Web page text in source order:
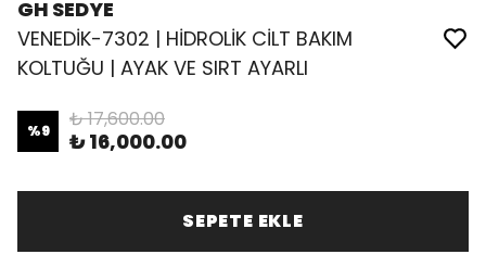
GH SEDYE
VENEDİK-7302 | HİDROLİK CİLT BAKIM
KOLTUĞU | AYAK VE SIRT AYARLI
%9 ₺ 17,600.00
₺ 16,000.00
SEPETE EKLE